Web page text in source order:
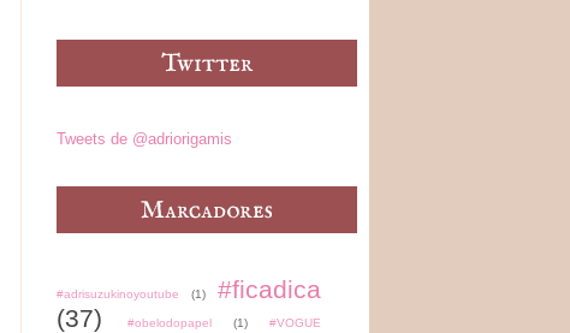
Tweets de @adriorigamis
#adrisuzukinoyoutube (1)
#ficadica
(37)
#obelodopapel (1)
#VOGUE